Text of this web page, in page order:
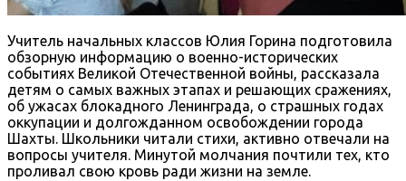
Учитель начальных классов Юлия Горина подготовила
обзорную информацию о военно-исторических
событиях Великой Отечественной войны, рассказала
детям о самых важных этапах и решающих сражениях,
об ужасах блокадного Ленинграда, о страшных годах
оккупации и долгожданном освобождении города
Шахты. Школьники читали стихи, активно отвечали на
вопросы учителя. Минутой молчания почтили тех, кто
проливал свою кровь ради жизни на земле.